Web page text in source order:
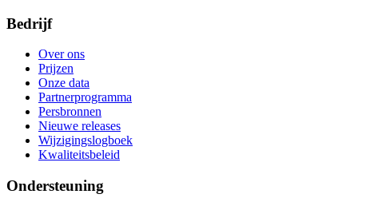
Bedrijf
Over ons
Prijzen
Onze data
Partnerprogramma
Persbronnen
Nieuwe releases
Wijzigingslogboek
Kwaliteitsbeleid
Ondersteuning